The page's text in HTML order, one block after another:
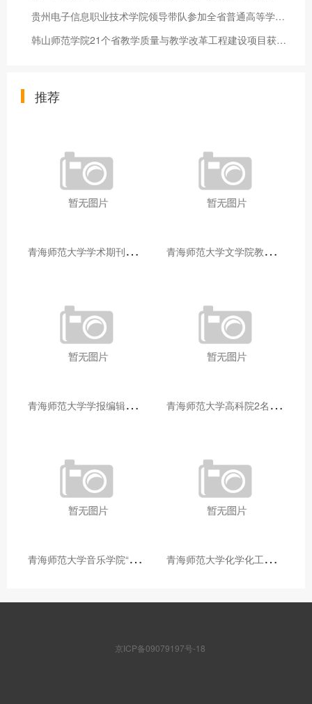
贵州电子信息职业技术学院领导带队参加全省普通高等学校学生工作
韩山师范学院21个省教学质量与教学改革工程建设项目获准立项
推荐
青
海师范大学学术期刊两个专栏入选2025年青海省期刊重点专栏 青
海师范大学文学院教师赴山东省相关高校和学术机构交流学习
青
海师范大学学报编辑部赴大通县城关镇上毛佰胜村开展帮扶慰问活动 青
海师范大学高科院2名专家当选中国科学院院士
青
海师范大学音乐学院“青舞华章”本科舞蹈专业中期汇报圆满落幕 青
海师范大学化学化工学院开展铸牢中华民族共同体意识大讲堂活动
京ICP备09079197号-18